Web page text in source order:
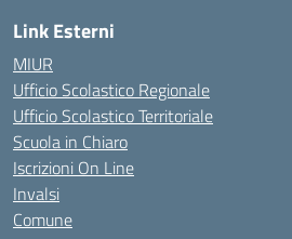
Link Esterni
MIUR
Ufficio Scolastico Regionale
Ufficio Scolastico Territoriale
Scuola in Chiaro
Iscrizioni On Line
Invalsi
Comune